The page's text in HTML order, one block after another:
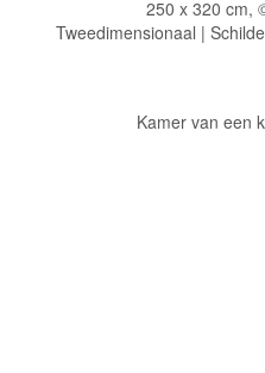
250 x 320 cm,
Tweedimensionaal |
Kamer van een